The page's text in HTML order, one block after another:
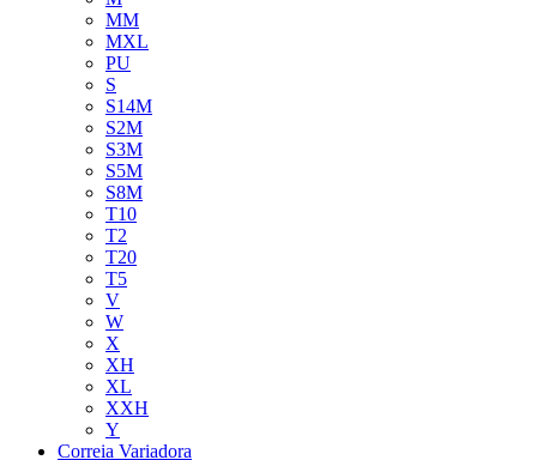
MM
MXL
PU
S
S14M
S2M
S3M
S5M
S8M
T10
T2
T20
T5
V
W
X
XH
XL
XXH
Y
Correia Variadora